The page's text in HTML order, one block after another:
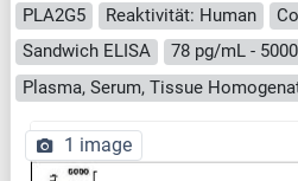
PLA2G5 Reaktivität: Human
Sandwich ELISA
78 pg/mL -
Plasma, Serum, Tissue
1 image